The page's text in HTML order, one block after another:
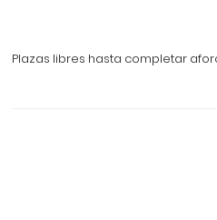
Plazas libres hasta completar